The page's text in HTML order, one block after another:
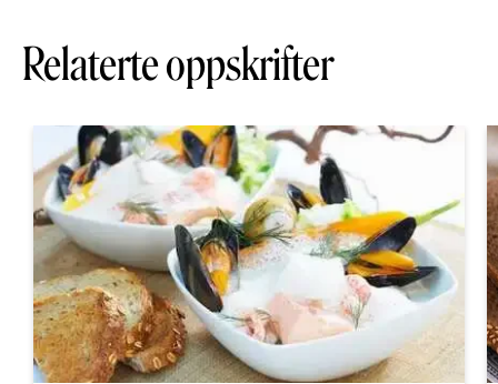
Relaterte oppskrifter